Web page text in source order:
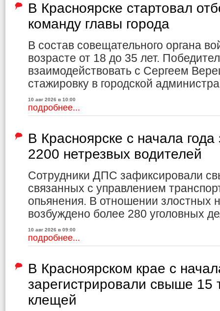
В Красноярске стартовал
команду главы города
В состав совещательного органа
возрасте от 18 до 35 лет.
взаимодействовать с Сергеем
стажировку в городской
10 авг 2026 в 10:00
подробнее...
В Красноярске с начала
2200 нетрезвых водителей
Сотрудники ДПС зафиксировали
связанных с управлением
опьянения. В отношении злостных
возбуждено более 280 уголовных
10 авг 2026 в 09:00
подробнее...
В Красноярском крае с
зарегистрировали свыше 15
клещей